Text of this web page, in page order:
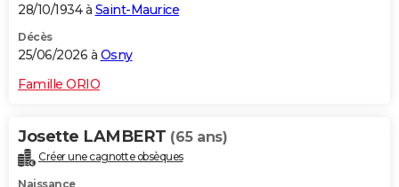
28/10/1934 à Saint-Maurice
Décès
25/06/2026 à Osny
Famille ORIO
Josette LAMBERT (65 ans)
Créer une cagnotte obsèques
Naissance